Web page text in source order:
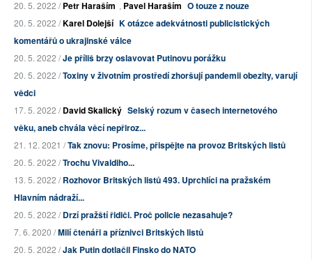
20. 5. 2022 /Petr Haraším , Pavel Haraším O touze z nouze
20. 5. 2022 /Karel Dolejší K otázce adekvátnosti publicistických
komentářů o ukrajinské válce
20. 5. 2022 /Je příliš brzy oslavovat Putinovu porážku
20. 5. 2022 /Toxiny v životním prostředí zhoršují pandemii obezity, varují
vědci
17. 5. 2022 /David Skalický Selský rozum v časech internetového
věku, aneb chvála věcí nepřiroz...
21. 12. 2021 /Tak znovu: Prosíme, přispějte na provoz Britských listů
20. 5. 2022 /Trochu Vivaldiho...
13. 5. 2022 /Rozhovor Britských listů 493. Uprchlíci na pražském
Hlavním nádraží...
20. 5. 2022 /Drzí pražští řidiči. Proč policie nezasahuje?
7. 6. 2020 /Milí čtenáři a příznivci Britských listů
20. 5. 2022 /Jak Putin dotlačil Finsko do NATO